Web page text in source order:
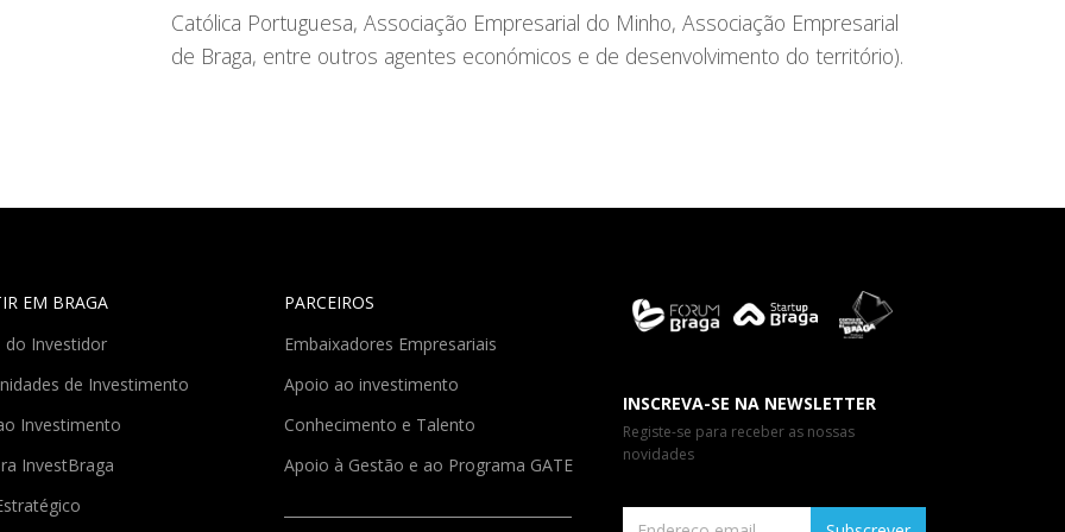
Católica Portuguesa, Associação Empresarial do Minho, Associação Empresarial
de Braga, entre outros agentes económicos e de desenvolvimento do território).
EM BRAGA
do Investidor
de Investimento
Investimento
InvestBraga
PARCEIROS
Embaixadores Empresariais
Apoio ao investimento
Conhecimento e Talento
Apoio à Gestão e ao Programa GATE
INSCREVA-SE NA NEWSLETTER
Registe-se para receber as nossas
novidades